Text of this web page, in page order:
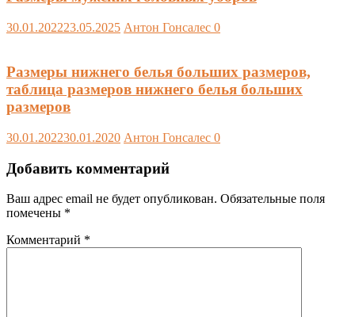
30.01.202223.05.2025 Антон Гонсалес 0
Размеры нижнего белья больших размеров,
таблица размеров нижнего белья больших
размеров
30.01.202230.01.2020 Антон Гонсалес 0
Добавить комментарий
Ваш адрес email не будет опубликован. Обязательные поля
помечены *
Комментарий *